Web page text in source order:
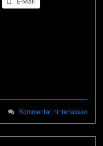
Kommentar hinterlassen